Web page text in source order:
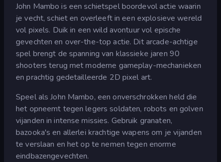
John Mambo is een schietspel boordevol actie waarin
je vecht, schiet en overleeft in een explosieve wereld
vol pixels. Duik in een wild avontuur vol epische
gevechten en over-the-top actie. Dit arcade-achtige
spel brengt de spanning van klassieke jaren 90
shooters terug met moderne gameplay-mechanieken
en prachtig gedetailleerde 2D pixel art.
Speel als John Mambo, een onverschrokken held die
het opneemt tegen legers soldaten, robots en golven
vijanden in intense missies. Gebruik granaten,
bazooka's en allerlei krachtige wapens om je vijanden
te verslaan en het op te nemen tegen enorme
eindbazengevechten.